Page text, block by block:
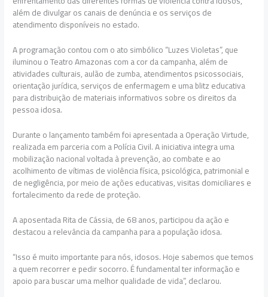
além de divulgar os canais de denúncia e os serviços de
atendimento disponíveis no estado.
A programação contou com o ato simbólico “Luzes Violetas”, que
iluminou o Teatro Amazonas com a cor da campanha, além de
atividades culturais, aulão de zumba, atendimentos psicossociais,
orientação jurídica, serviços de enfermagem e uma blitz educativa
para distribuição de materiais informativos sobre os direitos da
pessoa idosa.
Durante o lançamento também foi apresentada a Operação Virtude,
realizada em parceria com a Polícia Civil. A iniciativa integra uma
mobilização nacional voltada à prevenção, ao combate e ao
acolhimento de vítimas de violência física, psicológica, patrimonial e
de negligência, por meio de ações educativas, visitas domiciliares e
fortalecimento da rede de proteção.
A aposentada Rita de Cássia, de 68 anos, participou da ação e
destacou a relevância da campanha para a população idosa.
“Isso é muito importante para nós, idosos. Hoje sabemos que temos
a quem recorrer e pedir socorro. É fundamental ter informação e
apoio para buscar uma melhor qualidade de vida”, declarou.